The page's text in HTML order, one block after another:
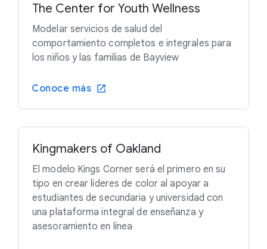
The Center for Youth Wellness
Modelar servicios de salud del
comportamiento completos e integrales para
los niños y las familias de Bayview
Conoce más
Kingmakers of Oakland
El modelo Kings Corner será el primero en su
tipo en crear líderes de color al apoyar a
estudiantes de secundaria y universidad con
una plataforma integral de enseñanza y
asesoramiento en línea